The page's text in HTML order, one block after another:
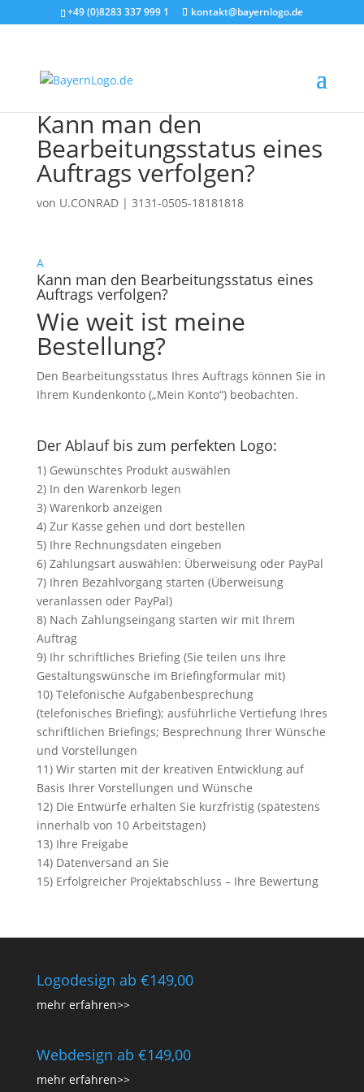
+49 (0)8283 337 999 1 kontakt@bayernlogo.de
Kann man den
Bearbeitungsstatus eines
Auftrags verfolgen?
von U.CONRAD| 3131-0505-18181818
A
Kann man den Bearbeitungsstatus eines
Auftrags verfolgen?
Wie weit ist meine
Bestellung?
Den Bearbeitungsstatus Ihres Auftrags können Sie in
Ihrem Kundenkonto („Mein Konto“) beobachten.
Der Ablauf bis zum perfekten Logo:
1) Gewünschtes Produkt auswählen
2) In den Warenkorb legen
3) Warenkorb anzeigen
4) Zur Kasse gehen und dort bestellen
5) Ihre Rechnungsdaten eingeben
6) Zahlungsart auswählen: Überweisung oder PayPal
7) Ihren Bezahlvorgang starten (Überweisung
veranlassen oder PayPal)
8) Nach Zahlungseingang starten wir mit Ihrem
Auftrag
9) Ihr schriftliches Briefing (Sie teilen uns Ihre
Gestaltungswünsche im Briefingformular mit)
10) Telefonische Aufgabenbesprechung
(telefonisches Briefing); ausführliche Vertiefung Ihres
schriftlichen Briefings; Besprechnung Ihrer Wünsche
und Vorstellungen
11) Wir starten mit der kreativen Entwicklung auf
Basis Ihrer Vorstellungen und Wünsche
12) Die Entwürfe erhalten Sie kurzfristig (spätestens
innerhalb von 10 Arbeitstagen)
13) Ihre Freigabe
14) Datenversand an Sie
15) Erfolgreicher Projektabschluss – Ihre Bewertung
Logodesign ab €149,00
mehr erfahren>>
Webdesign ab €149,00
mehr erfahren>>